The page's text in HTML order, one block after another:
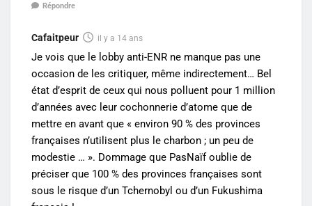
Répondre
Cafaitpeur il y a 14 ans
Je vois que le lobby anti-ENR ne manque pas une
occasion de les critiquer, même indirectement… Bel
état d’esprit de ceux qui nous polluent pour 1 million
d’années avec leur cochonnerie d’atome que de
mettre en avant que « environ 90 % des provinces
françaises n’utilisent plus le charbon ; un peu de
modestie … ». Dommage que PasNaïf oublie de
préciser que 100 % des provinces françaises sont
sous le risque d’un Tchernobyl ou d’un Fukushima